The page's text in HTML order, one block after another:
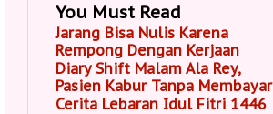
You Must Read
Jarang Bisa Nulis Karena
Rempong Dengan Kerjaan
Diary Shift Malam Ala Rey,
Pasien Kabur Tanpa Membayar
Cerita Lebaran Idul Fitri 1446